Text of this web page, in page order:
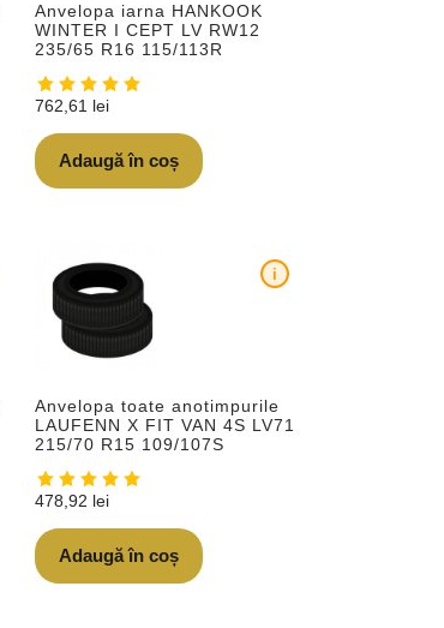
Anvelopa iarna HANKOOK
WINTER I CEPT LV RW12
235/65 R16 115/113R
762,61 lei
Adaugă în coș
Anvelopa toate anotimpurile
LAUFENN X FIT VAN 4S LV71
215/70 R15 109/107S
i
478,92 lei
Adaugă în coș